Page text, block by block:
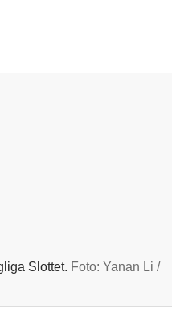
Slottet. Foto: Yanan Li /